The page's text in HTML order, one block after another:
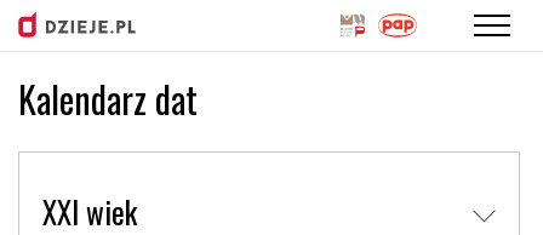
Kalendarz dat
XXI wiek